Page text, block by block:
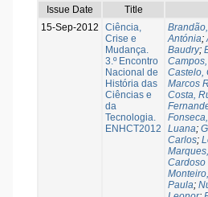
Issue Date
Title
15-Sep-2012
Ciência,
Crise e
Mudança.
3.º Encontro
Nacional de
História das
Ciências e
da
Tecnologia.
ENHCT2012
Antónia;
Baudry;
Castelo,
Marcos
Costa,
Luana;
Carlos;
Cardoso
Paula;